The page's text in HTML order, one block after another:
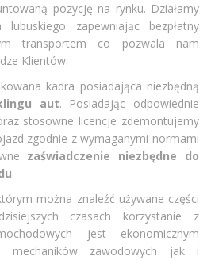
pozycję na rynku. Działamy
zapewniając bezpłatny
transportem co pozwala nam
Klientów.
kadra posiadająca niezbędną
aut. Posiadając odpowiednie
stosowne licencje zdemontujemy
zgodnie z wymaganymi normami
zaświadczenie niezbędne do
.
można znaleźć używane części
czasach korzystanie z
jest ekonomicznym
mechaników zawodowych jak i